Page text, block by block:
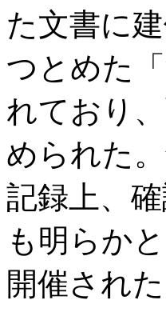
た文書に
つとめた
れており
められた
記録上、
も明らか
開催され